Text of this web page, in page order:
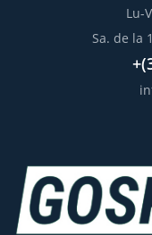
Lu-
Sa. de la